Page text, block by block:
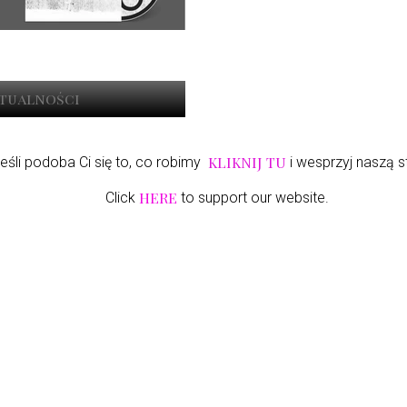
podoba Ci się to, co robimy KLIKNIJ TU i wesprzyj naszą
Click HERE to support our website.